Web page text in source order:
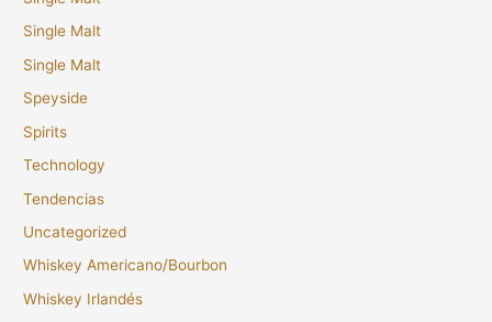
Single Malt
Single Malt
Speyside
Spirits
Technology
Tendencias
Uncategorized
Whiskey Americano/Bourbon
Whiskey Irlandés